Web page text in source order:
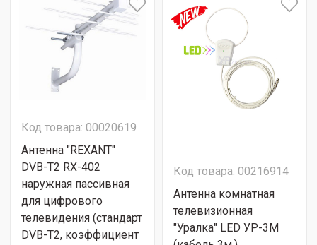
Код товара: 00020619
Антенна "REXANT"
DVB-T2 RX-402
наружная пассивная
для цифрового
телевидения (стандарт
DVB-T2, коэффициент
Код товара: 00216914
Антенна комнатная
телевизионная
"Уралка" LED УР-3М